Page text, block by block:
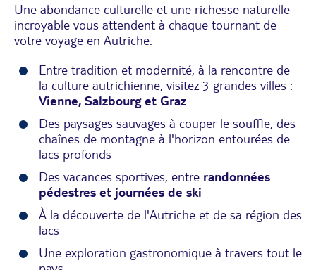
Une abondance culturelle et une richesse naturelle
incroyable vous attendent à chaque tournant de
votre voyage en Autriche.
Entre tradition et modernité, à la rencontre de
la culture autrichienne, visitez 3 grandes villes :
Vienne, Salzbourg et Graz
Des paysages sauvages à couper le souffle, des
chaînes de montagne à l'horizon entourées de
lacs profonds
Des vacances sportives, entre randonnées
pédestres et journées de ski
À la découverte de l'Autriche et de sa région des
lacs
Une exploration gastronomique à travers tout le